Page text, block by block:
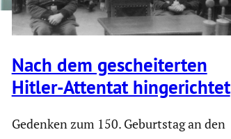
Nach dem geschei­terten
Hitler-Attentat hinge­richtet
Gedenken zum 150. Geburtstag an den